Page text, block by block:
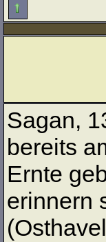
Sagan,
bereits
Ernte
erinnern